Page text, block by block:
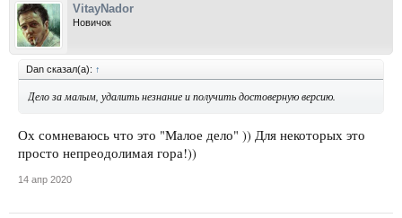
VitayNador
Новичок
Dan сказал(а): ↑
Дело за малым, удалить незнание и получить достоверную версию.
Ох сомневаюсь что это "Малое дело" )) Для некоторых это
просто непреодолимая гора!))
14 апр 2020